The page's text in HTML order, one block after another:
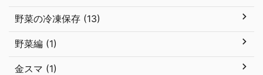
野菜の冷凍保存 (13)
野菜編 (1)
金スマ (1)